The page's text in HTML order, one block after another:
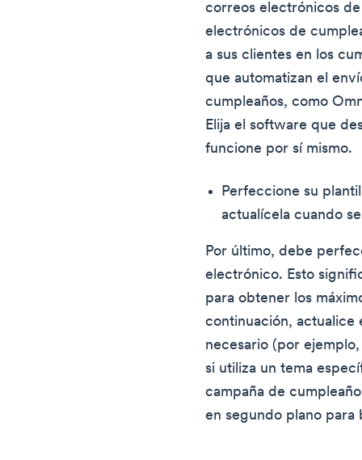
correos electrónicos
electrónicos de
a sus clientes en los
que automatizan el
cumpleaños, como
Elija el software que
funcione por sí mismo.
Perfeccione su
actualícela cuando
Por último, debe
electrónico. Esto
para obtener los
continuación, actualice
necesario (por
si utiliza un tema
campaña de
en segundo plano